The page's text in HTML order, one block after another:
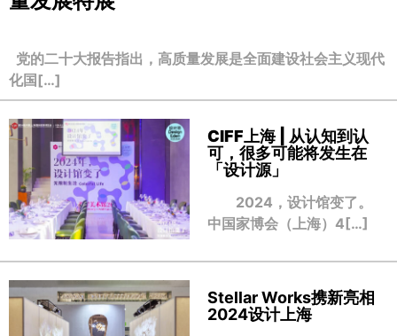
党的二十大报告指出，高质量发展是全面建设社会主义现代
化国[…]
CIFF上海 | 从认知到认
可，很多可能将发生在
「设计源」
2024，设计馆变了。
中国家博会（上海）4[…]
Stellar Works携新亮相
2024设计上海